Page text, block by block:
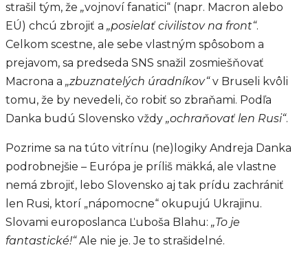
strašil tým, že „vojnoví fanatici“ (napr. Macron alebo
EÚ) chcú zbrojiť a „posielať civilistov na front“.
Celkom scestne, ale sebe vlastným spôsobom a
prejavom, sa predseda SNS snažil zosmiešňovať
Macrona a „zbuznatelých úradníkov“ v Bruseli kvôli
tomu, že by nevedeli, čo robiť so zbraňami. Podľa
Danka budú Slovensko vždy „ochraňovať len Rusi“.
Pozrime sa na túto vitrínu (ne)logiky Andreja Danka
podrobnejšie – Európa je príliš mäkká, ale vlastne
nemá zbrojiť, lebo Slovensko aj tak prídu zachrániť
len Rusi, ktorí „nápomocne“ okupujú Ukrajinu.
Slovami europoslanca Ľuboša Blahu: „To je
fantastické!“ Ale nie je. Je to strašidelné.